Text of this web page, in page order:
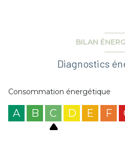
BILAN
Diagnostics
Consommation énergétique
A B C D E F